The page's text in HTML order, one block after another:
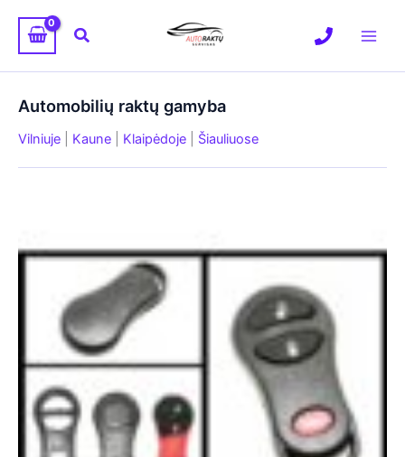
turinio
Paieška
Automobilių raktų gamyba
Vilniuje Kaune Klaipėdoje Šiauliuose